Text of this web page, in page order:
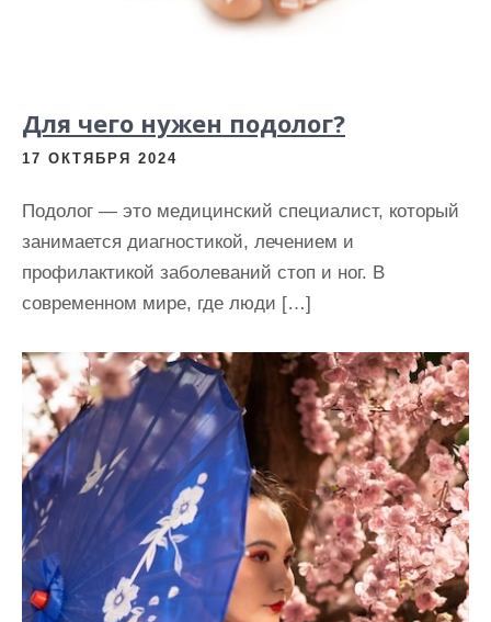
Для чего нужен подолог?
17 ОКТЯБРЯ 2024
Подолог — это медицинский специалист, который
занимается диагностикой, лечением и
профилактикой заболеваний стоп и ног. В
современном мире, где люди […]